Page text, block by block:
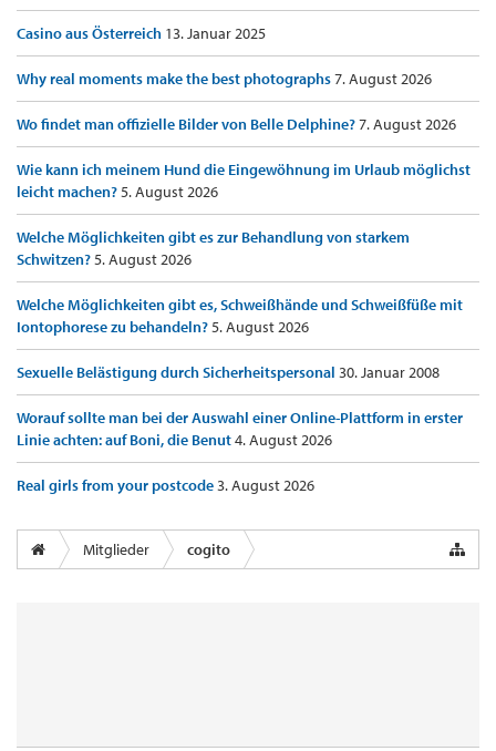
Casino aus Österreich 13. Januar 2025
Why real moments make the best photographs7. August 2026
Wo findet man offizielle Bilder von Belle Delphine?7. August 2026
Wie kann ich meinem Hund die Eingewöhnung im Urlaub möglichst
leicht machen?5. August 2026
Welche Möglichkeiten gibt es zur Behandlung von starkem
Schwitzen?5. August 2026
Welche Möglichkeiten gibt es, Schweißhände und Schweißfüße mit
Iontophorese zu behandeln?5. August 2026
Sexuelle Belästigung durch Sicherheitspersonal 30. Januar 2008
Worauf sollte man bei der Auswahl einer Online-Plattform in erster
Linie achten: auf Boni, die Benut4. August 2026
Real girls from your postcode3. August 2026
Mitglieder cogito